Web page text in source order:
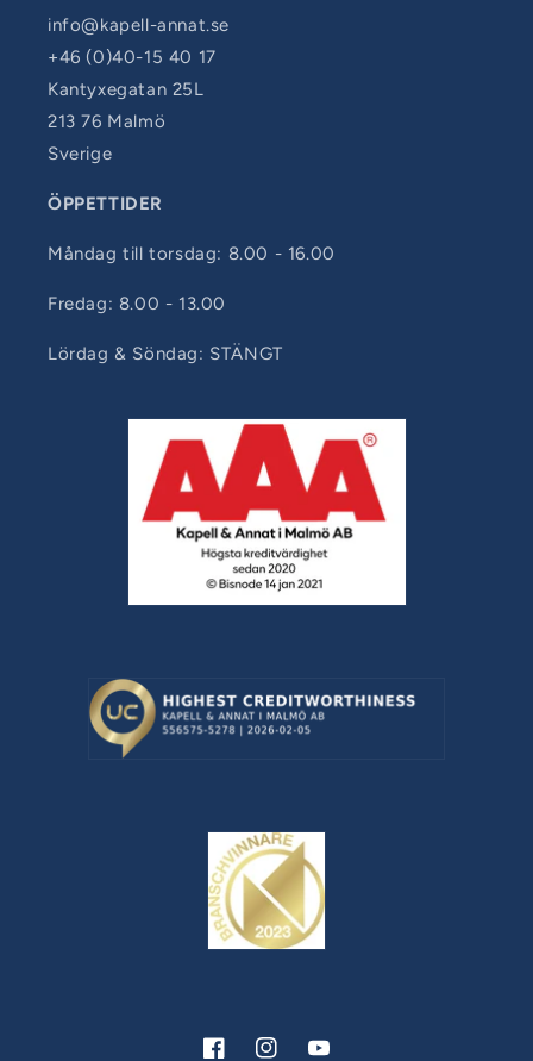
info@kapell-annat.se
+46 (0)40-15 40 17
Kantyxegatan 25L
213 76 Malmö
Sverige
ÖPPETTIDER
Måndag till torsdag: 8.00 - 16.00
Fredag: 8.00 - 13.00
Lördag & Söndag: STÄNGT